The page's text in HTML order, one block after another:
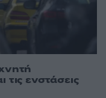
ενστάσεις